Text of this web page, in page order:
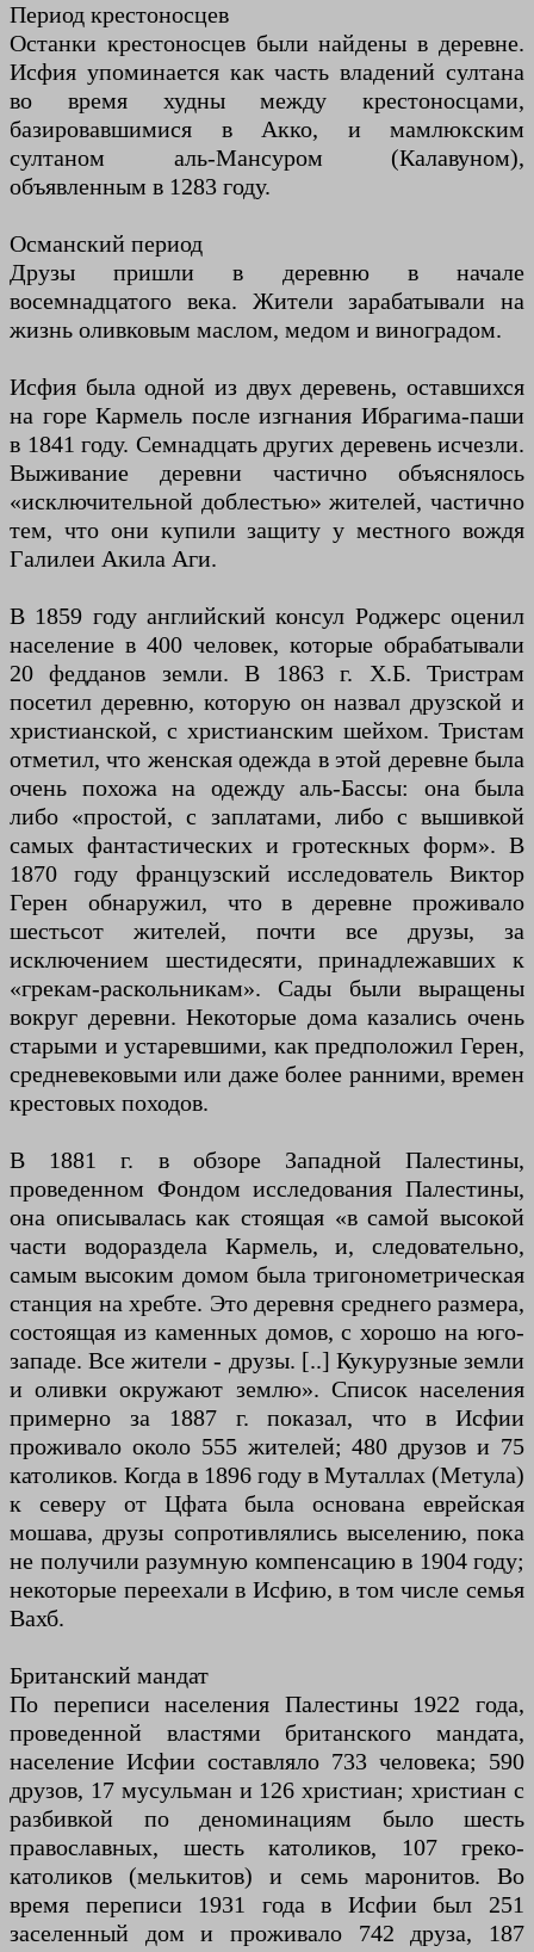
Период крестоносцев
Останки крестоносцев были найдены в деревне.
Исфия упоминается как часть владений султана
во время худны между крестоносцами,
базировавшимися в Акко, и мамлюкским
султаном аль-Мансуром (Калавуном),
объявленным в 1283 году.
Османский период
Друзы пришли в деревню в начале
восемнадцатого века. Жители зарабатывали на
жизнь оливковым маслом, медом и виноградом.
Исфия была одной из двух деревень, оставшихся
на горе Кармель после изгнания Ибрагима-паши
в 1841 году. Семнадцать других деревень исчезли.
Выживание деревни частично объяснялось
«исключительной доблестью» жителей, частично
тем, что они купили защиту у местного вождя
Галилеи Акила Аги.
В 1859 году английский консул Роджерс оценил
население в 400 человек, которые обрабатывали
20 федданов земли. В 1863 г. Х.Б. Тристрам
посетил деревню, которую он назвал друзской и
христианской, с христианским шейхом. Тристам
отметил, что женская одежда в этой деревне была
очень похожа на одежду аль-Бассы: она была
либо «простой, с заплатами, либо с вышивкой
самых фантастических и гротескных форм». В
1870 году французский исследователь Виктор
Герен обнаружил, что в деревне проживало
шестьсот жителей, почти все друзы, за
исключением шестидесяти, принадлежавших к
«грекам-раскольникам». Сады были выращены
вокруг деревни. Некоторые дома казались очень
старыми и устаревшими, как предположил Герен,
средневековыми или даже более ранними, времен
крестовых походов.
В 1881 г. в обзоре Западной Палестины,
проведенном Фондом исследования Палестины,
она описывалась как стоящая «в самой высокой
части водораздела Кармель, и, следовательно,
самым высоким домом была тригонометрическая
станция на хребте. Это деревня среднего размера,
состоящая из каменных домов, с хорошо на юго-
западе. Все жители - друзы. [..] Кукурузные земли
и оливки окружают землю». Список населения
примерно за 1887 г. показал, что в Исфии
проживало около 555 жителей; 480 друзов и 75
католиков. Когда в 1896 году в Муталлах (Метула)
к северу от Цфата была основана еврейская
мошава, друзы сопротивлялись выселению, пока
не получили разумную компенсацию в 1904 году;
некоторые переехали в Исфию, в том числе семья
Вахб.
Британский мандат
По переписи населения Палестины 1922 года,
проведенной властями британского мандата,
население Исфии составляло 733 человека; 590
друзов, 17 мусульман и 126 христиан; христиан с
разбивкой по деноминациям было шесть
православных, шесть католиков, 107 греко-
католиков (мелькитов) и семь маронитов. Во
время переписи 1931 года в Исфии был 251
заселенный дом и проживало 742 друза, 187